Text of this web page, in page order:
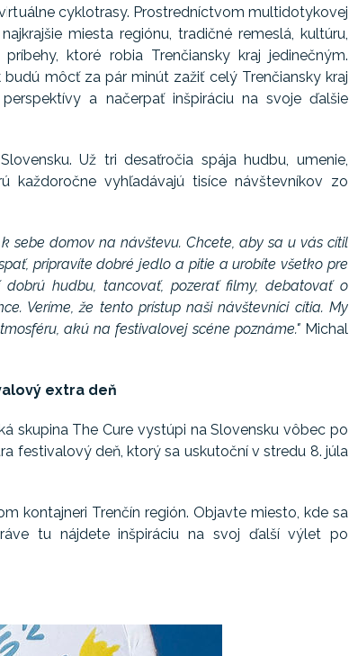
cyklotrasy. Prostredníctvom multidotykovej
miesta regiónu, tradičné remeslá, kultúru,
ktoré robia Trenčiansky kraj jedinečným.
budú môcť za pár minút zažiť celý Trenčiansky kraj
a načerpať inšpiráciu na svoje ďalšie
Už tri desaťročia spája hudbu, umenie,
každoročne vyhľadávajú tisíce návštevníkov zo
sebe domov na návštevu. Chcete, aby sa u vás cítil
pripravíte dobré jedlo a pitie a urobíte všetko pre
hudbu, tancovať, pozerať filmy, debatovať o
Veríme, že tento prístup naši návštevníci cítia. My
akú na festivalovej scéne poznáme." Michal
extra deň
skupina The Cure vystúpi na Slovensku vôbec po
festivalový deň, ktorý sa uskutoční v stredu 8. júla
kontajneri Trenčín región. Objavte miesto, kde sa
tu nájdete inšpiráciu na svoj ďalší výlet po